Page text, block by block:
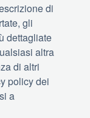
di
gli
dettagliate
altra
di altri
policy dei
a